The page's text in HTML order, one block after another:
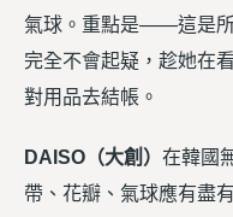
氣球。重點是——這是
完全不會起疑，趁她在
對用品去結帳。
DAISO（大創） 在韓國
帶、花瓣、氣球應有盡